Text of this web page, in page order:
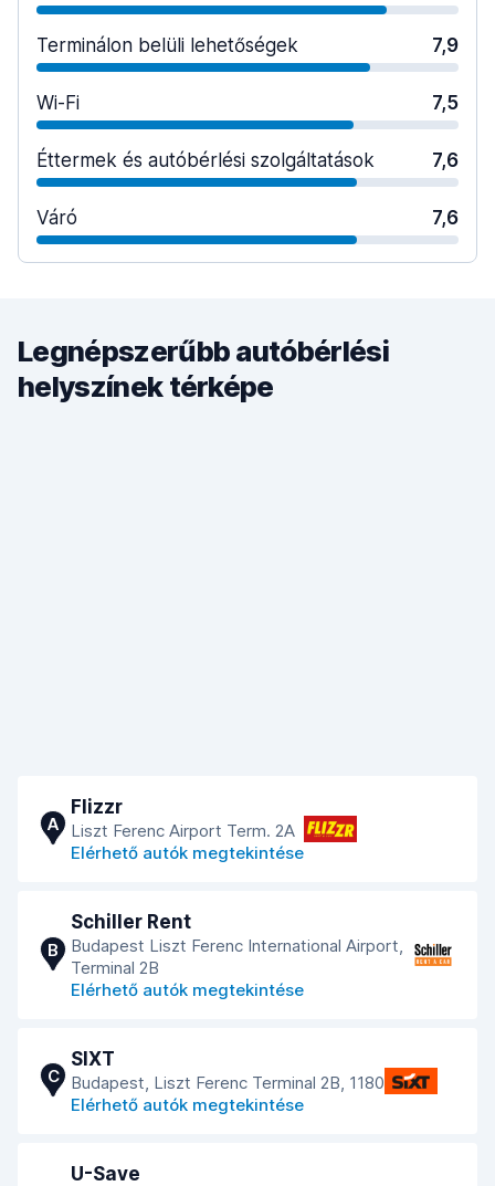
Terminálon belüli lehetőségek 7,9
Wi-Fi 7,5
Éttermek és autóbérlési szolgáltatások 7,6
Váró 7,6
Legnépszerűbb autóbérlési
helyszínek térképe
A
Flizzr
Liszt Ferenc Airport Term. 2A
Elérhető autók megtekintése
B
Schiller Rent
Budapest Liszt Ferenc International Airport,
Terminal 2B
Elérhető autók megtekintése
C
SIXT
Budapest, Liszt Ferenc Terminal 2B, 1180
Elérhető autók megtekintése
U-Save